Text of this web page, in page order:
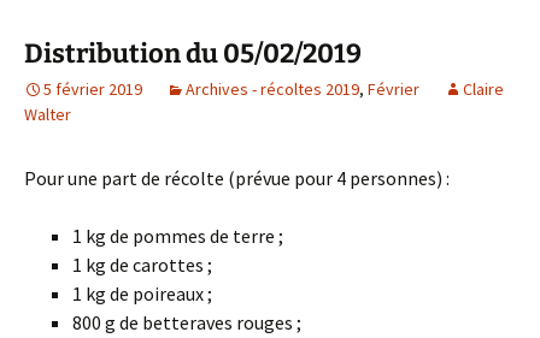
Distribution du 05/02/2019
5 février 2019 Archives - récoltes 2019, Février
Claire
Walter
Pour une part de récolte (prévue pour 4 personnes) :
1 kg de pommes de terre ;
1 kg de carottes ;
1 kg de poireaux ;
800 g de betteraves rouges ;